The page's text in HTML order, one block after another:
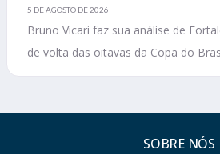
5 DE AGOSTO DE 2026
Bruno Vicari faz sua análise de
de volta das oitavas da Copa do
SOBRE NÓS